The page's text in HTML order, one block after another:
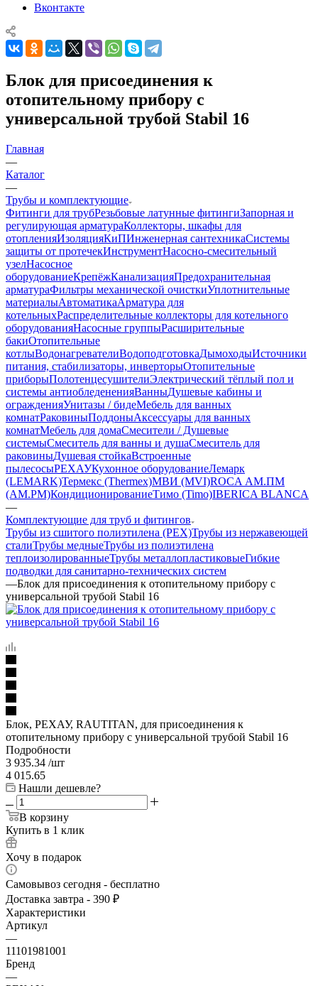
Вконтакте
Блок для присоединения к
отопительному прибору с
универсальной трубой Stabil 16
Главная
—
Каталог
—
Трубы и комплектующие
Фитинги для трубРезьбовые латунные фитингиЗапорная и
регулирующая арматураКоллекторы, шкафы для
отопленияИзоляцияКиПИнженерная сантехникаСистемы
защиты от протечекИнструментНасосно-смесительный
узелНасосное
оборудованиеКрепёжКанализацияПредохранительная
арматураФильтры механической очисткиУплотнительные
материалыАвтоматикаАрматура для
котельныхРаспределительные коллекторы для котельного
оборудованияНасосные группыРасширительные
бакиОтопительные
котлыВодонагревателиВодоподготовкаДымоходыИсточники
питания, стабилизаторы, инверторыОтопительные
приборыПолотенцесушителиЭлектрический тёплый пол и
системы антиобледененияВанныДушевые кабины и
огражденияУнитазы / бидеМебель для ванных
комнатРаковиныПоддоныАксессуары для ванных
комнатМебель для домаСмесители / Душевые
системыСмеситель для ванны и душаСмеситель для
раковиныДушевая стойкаВстроенные
пылесосыРЕХАУКухонное оборудованиеЛемарк
(LEMARK)Термекс (Thermex)МВИ (MVI)ROCA АМ.ПМ
(AM.PM)КондиционированиеТимо (Timo)IBERICA BLANCA
—
Комплектующие для труб и фитингов
Трубы из сшитого полиэтилена (PEX)Трубы из нержавеющей
сталиТрубы медныеТрубы из полиэтилена
теплоизолированныеТрубы металлопластиковыеГибкие
подводки для санитарно-технических систем
—Блок для присоединения к отопительному прибору с
универсальной трубой Stabil 16
Блок, РЕХАУ, RAUTITAN, для присоединения к
отопительному прибору с универсальной трубой Stabil 16
Подробности
3 935.34 /шт
4 015.65
Нашли дешевле?
В корзину
Купить в 1 клик
Хочу в подарок
Самовывоз сегодня - бесплатно
Доставка завтра - 390 ₽
Характеристики
Артикул
—
11101981001
Бренд
—